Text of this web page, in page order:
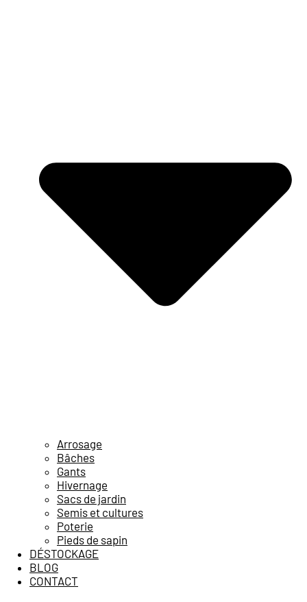
Arrosage
Bâches
Gants
Hivernage
Sacs de jardin
Semis et cultures
Poterie
Pieds de sapin
DÉSTOCKAGE
BLOG
CONTACT